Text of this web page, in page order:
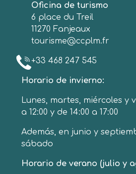
Oficina de turismo
6 place du Treil
11270 Fanjeaux
tourisme@ccplm.fr
+33 468 247 545
Horario de invierno:
Lunes, martes, miércoles y
a 12:00 y de 14:00 a 17:00
Además, en junio y
sábado
Horario de verano (julio y